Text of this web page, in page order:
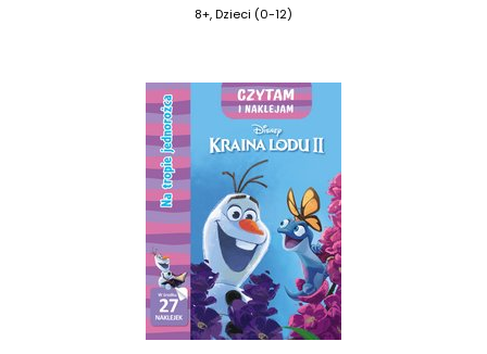
8+, Dzieci (0-12)